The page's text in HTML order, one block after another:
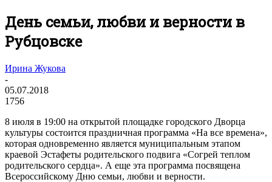
День семьи, любви и верности в
Рубцовске
Ирина Жукова
-
05.07.2018
1756
8 июля в 19:00 на открытой площадке городского Дворца
культуры состоится праздничная программа «На все времена»,
которая одновременно является муниципальным этапом
краевой Эстафеты родительского подвига «Согрей теплом
родительского сердца». А еще эта программа посвящена
Всероссийскому Дню семьи, любви и верности.